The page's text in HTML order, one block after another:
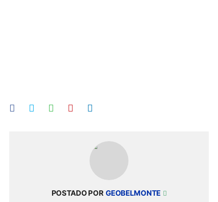
POSTADO POR GEOBELMONTE